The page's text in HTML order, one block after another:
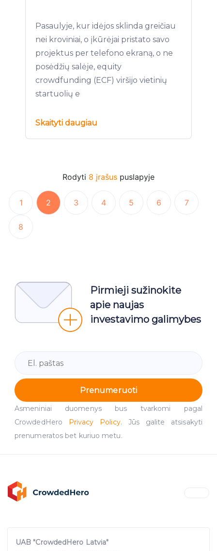
Pasaulyje, kur idėjos sklinda greičiau
nei kroviniai, o įkūrėjai pristato savo
projektus per telefono ekraną, o ne
posėdžių salėje, equity
crowdfunding (ECF) viršijo vietinių
startuolių e
Skaityti daugiau
Rodyti 8 įrašus puslapyje
1 2 3 4 5 6 7
8
Pirmieji sužinokite
apie naujas
investavimo galimybes
Prenumeruoti
Asmeniniai duomenys bus tvarkomi pagal
CrowdedHero Privacy Policy. Jūs galite atsisakyti
prenumeratos bet kuriuo metu.
UAB "CrowdedHero Latvia"